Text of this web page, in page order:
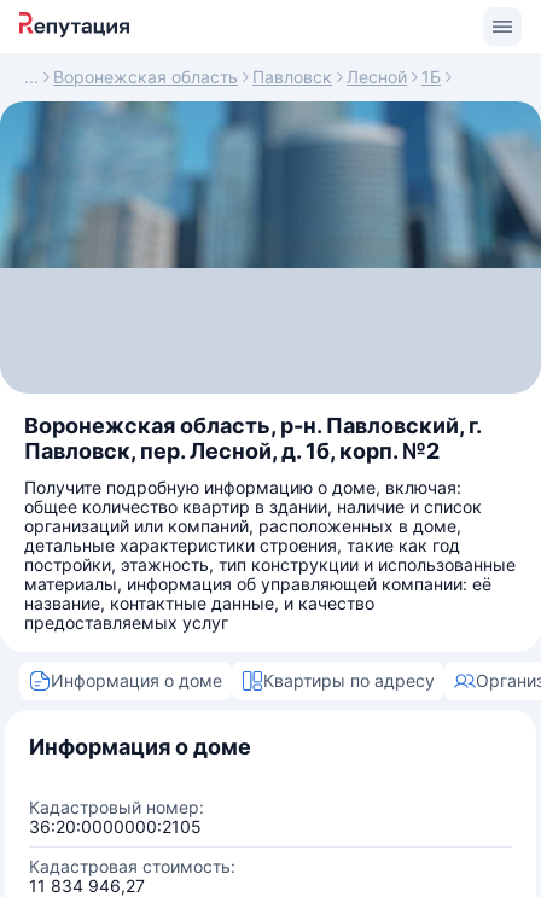
Воронежская область Павловск Лесной 1Б
Воронежская область, р-н. Павловский, г.
Павловск, пер. Лесной, д. 1б, корп. №2
Получите подробную информацию о доме, включая:
общее количество квартир в здании, наличие и список
организаций или компаний, расположенных в доме,
детальные характеристики строения, такие как год
постройки, этажность, тип конструкции и использованные
материалы, информация об управляющей компании: её
название, контактные данные, и качество
предоставляемых услуг
Информация о доме Квартиры по адресу
Информация о доме
Кадастровый номер:
36:20:0000000:2105
Кадастровая стоимость:
11 834 946,27